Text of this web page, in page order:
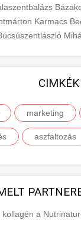
Karmacs
CIMKÉK
marketing
aszfaltozás
kollagén a